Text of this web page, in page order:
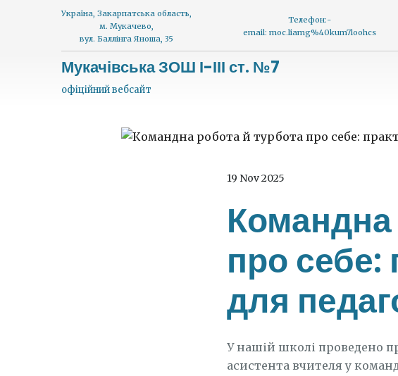
Україна, Закарпатська область,
м. Мукачево,
вул. Баллінга Яноша, 35
Телефон:-
email: moc.liamg%40kum7loohcs
Мукачівська ЗОШ І-ІІІ ст. №7
офіційний вебсайт
19 Nov 2025
Командна
про себе:
для
У нашій школі проведено
асистента вчителя у